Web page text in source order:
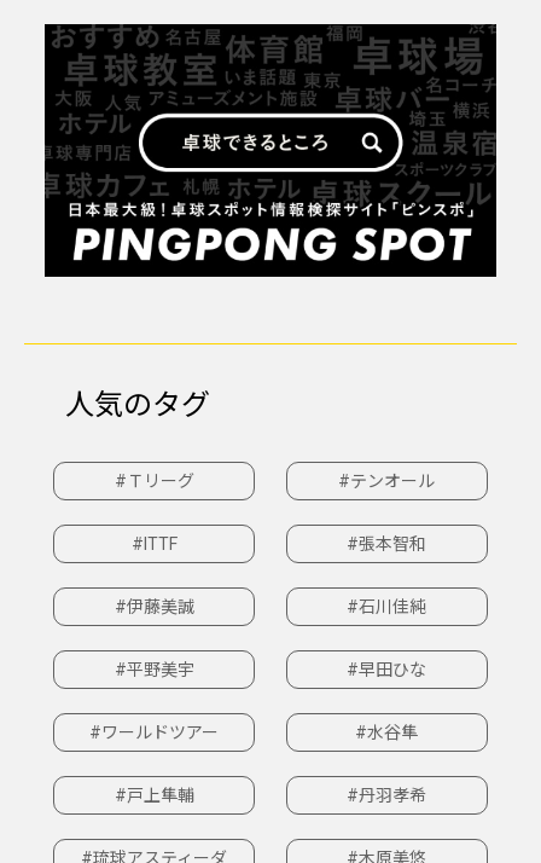
人気のタグ
#Ｔリーグ #テンオール
#ITTF #張本智和
#伊藤美誠 #石川佳純
#平野美宇 #早田ひな
#ワールドツアー #水谷隼
#戸上隼輔 #丹羽孝希
#琉球アスティーダ #木原美悠